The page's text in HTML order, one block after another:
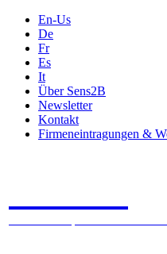
En-Us
De
Fr
Es
It
Über Sens2B
Newsletter
Kontakt
Firmeneintragungen &